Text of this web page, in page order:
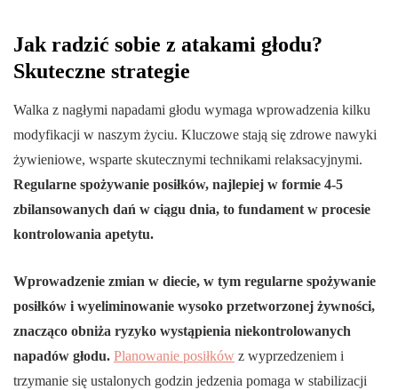
Jak radzić sobie z atakami głodu?
Skuteczne strategie
Walka z nagłymi napadami głodu wymaga wprowadzenia kilku
modyfikacji w naszym życiu. Kluczowe stają się zdrowe nawyki
żywieniowe, wsparte skutecznymi technikami relaksacyjnymi.
Regularne spożywanie posiłków, najlepiej w formie 4-5
zbilansowanych dań w ciągu dnia, to fundament w procesie
kontrolowania apetytu.
Wprowadzenie zmian w diecie, w tym regularne spożywanie
posiłków i wyeliminowanie wysoko przetworzonej żywności,
znacząco obniża ryzyko wystąpienia niekontrolowanych
napadów głodu. Planowanie posiłków z wyprzedzeniem i
trzymanie się ustalonych godzin jedzenia pomaga w stabilizacji